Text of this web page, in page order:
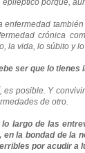
enfermedad
crónica
la vida, lo súbito y
ser que lo
es posible. Y
de otro.
lo largo de las
en la bondad de la
por acudir a